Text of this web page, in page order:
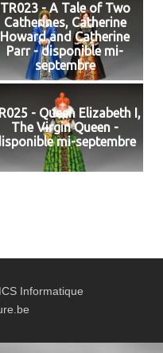
TR023 - A Tale of Two
Catherines, Catherine
Howard and Catherine
Parr - disponible mi-
septembre
- Queen Elizabeth I,
The Virgin Queen -
mi-septembre
Informatique